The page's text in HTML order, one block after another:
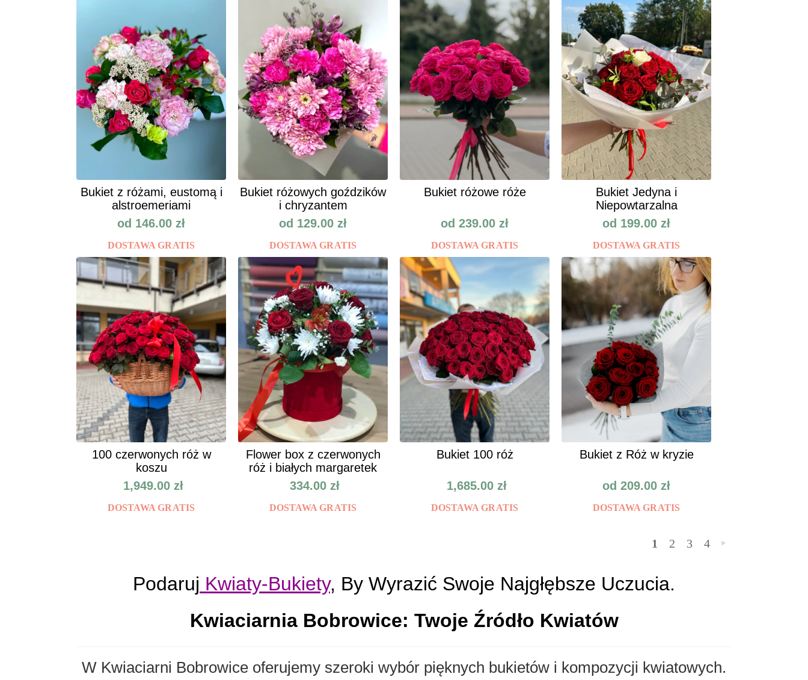
Bukiet z różami, eustomą i
alstroemeriami
od 146.00 zł
DOSTAWA GRATIS
Bukiet różowych goździków
i chryzantem
od 129.00 zł
DOSTAWA GRATIS
Bukiet różowe róże
od 239.00 zł
DOSTAWA GRATIS
Bukiet Jedyna i
Niepowtarzalna
od 199.00 zł
DOSTAWA GRATIS
100 czerwonych róż w
koszu
1,949.00 zł
DOSTAWA GRATIS
Flower box z czerwonych
róż i białych margaretek
334.00 zł
DOSTAWA GRATIS
Bukiet 100 róż
1,685.00 zł
DOSTAWA GRATIS
Bukiet z Róż w kryzie
od 209.00 zł
DOSTAWA GRATIS
1 2 3 4 »
Podaruj Kwiaty-Bukiety, By Wyrazić Swoje Najgłębsze Uczucia.
Kwiaciarnia Bobrowice: Twoje Źródło Kwiatów
W Kwiaciarni Bobrowice oferujemy szeroki wybór pięknych bukietów i kompozycji kwiatowych.